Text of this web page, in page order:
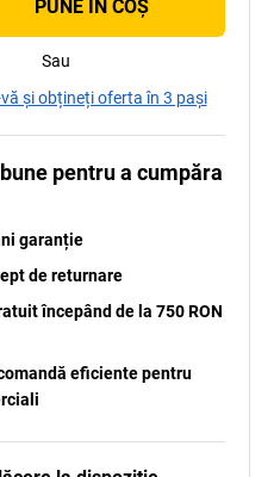
PUNE ÎN COŞ
Sau
și obțineți oferta în 3 pași
pentru a cumpăra
garanție
de returnare
începând de la 750 RON
eficiente pentru